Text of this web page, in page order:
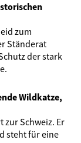
zum
Ständerat
der stark
Wildkatze,
zur Schweiz. Er
steht für eine